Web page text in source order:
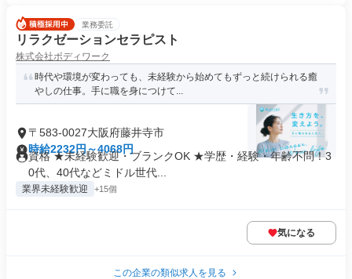
業務委託
リラクゼーションセラピスト
株式会社ボディワーク
時代や環境が変わっても、未経験から始めてもずっと続けられる癒
やしの仕事。手に職を身につけて...
〒583-0027大阪府藤井寺市
時給2232円～4068円
資格 ★未経験歓迎・ブランクOK ★学歴・経験・年齢不問！3
0代、40代などミドル世代...
業界未経験歓迎 +15個
気になる
この企業の類似求人を見る